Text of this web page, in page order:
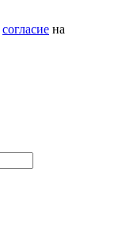
согласие на